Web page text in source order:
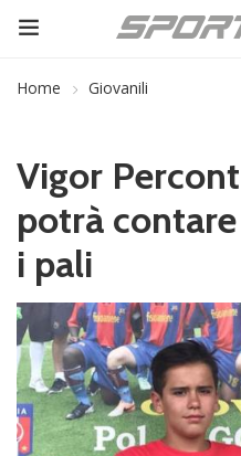
Home Giovanili
Vigor
potrà
i pali